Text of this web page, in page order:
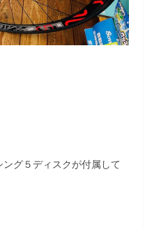
グ５ディスクが付属して